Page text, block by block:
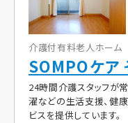
介護付有料老人ホーム
SOMPOケ
24時間介護スタッフが
濯などの生活支援、健
ビスを提供しています。